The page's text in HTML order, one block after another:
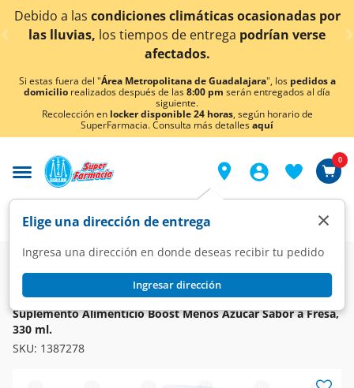
< div class="carousel-inner">
lascondiciones climáticas ocasionadas por
los tiempos de entregapodrían verse
¡Ahora
Si estas fuera del "Área Metropolitana de Guadalajara", los pedidos a
domicilio realizados después de las8:00 pm serán entregados al día
siguiente.
Recolección en locker disponible 24 horas, según horario de
SuperFarmacia. Consulta más detallesaquí
Elige una dirección de entrega
Ingresa una dirección en donde deseas recibir tu pedido
Ingresar dirección
×
0
Farmacia
Vitaminas y Suplementos
Suplementos Alimenticios
BOOST
Suplemento Alimenticio Boost Menos Azúcar Sabor a Fresa,
330 ml.
SKU: 1387278